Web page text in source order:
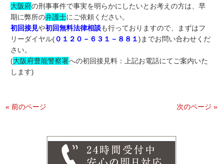
大阪府の刑事事件で事実を明らかにしたいとお考えの方は、早
期に弊所の弁護士にご依頼ください。
初回接見や初回無料法律相談も行っておりますので、まずはフ
リーダイヤル(０１２０－６３１－８８１)までお問い合わせくだ
さい。
(大阪府豊能警察署への初回接見料：上記お電話にてご案内いた
します)
« 前のページ 次のページ »